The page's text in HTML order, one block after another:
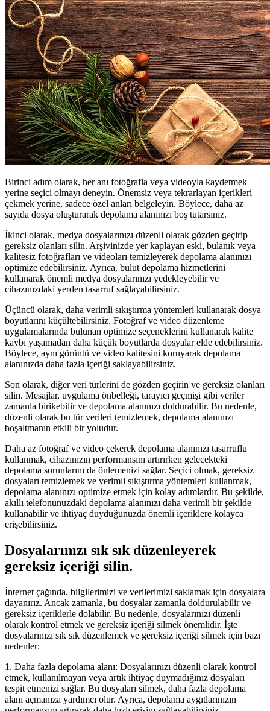
Birinci adım olarak, her anı fotoğrafla veya videoyla kaydetmek
yerine seçici olmayı deneyin. Önemsiz veya tekrarlayan içerikleri
çekmek yerine, sadece özel anları belgeleyin. Böylece, daha az
sayıda dosya oluşturarak depolama alanınızı boş tutarsınız.
İkinci olarak, medya dosyalarınızı düzenli olarak gözden geçirip
gereksiz olanları silin. Arşivinizde yer kaplayan eski, bulanık veya
kalitesiz fotoğrafları ve videoları temizleyerek depolama alanınızı
optimize edebilirsiniz. Ayrıca, bulut depolama hizmetlerini
kullanarak önemli medya dosyalarınızı yedekleyebilir ve
cihazınızdaki yerden tasarruf sağlayabilirsiniz.
Üçüncü olarak, daha verimli sıkıştırma yöntemleri kullanarak dosya
boyutlarını küçültebilirsiniz. Fotoğraf ve video düzenleme
uygulamalarında bulunan optimize seçeneklerini kullanarak kalite
kaybı yaşamadan daha küçük boyutlarda dosyalar elde edebilirsiniz.
Böylece, aynı görüntü ve video kalitesini koruyarak depolama
alanınızda daha fazla içeriği saklayabilirsiniz.
Son olarak, diğer veri türlerini de gözden geçirin ve gereksiz olanları
silin. Mesajlar, uygulama önbelleği, tarayıcı geçmişi gibi veriler
zamanla birikebilir ve depolama alanınızı doldurabilir. Bu nedenle,
düzenli olarak bu tür verileri temizlemek, depolama alanınızı
boşaltmanın etkili bir yoludur.
Daha az fotoğraf ve video çekerek depolama alanınızı tasarruflu
kullanmak, cihazınızın performansını artırırken gelecekteki
depolama sorunlarını da önlemenizi sağlar. Seçici olmak, gereksiz
dosyaları temizlemek ve verimli sıkıştırma yöntemleri kullanmak,
depolama alanınızı optimize etmek için kolay adımlardır. Bu şekilde,
akıllı telefonunuzdaki depolama alanınızı daha verimli bir şekilde
kullanabilir ve ihtiyaç duyduğunuzda önemli içeriklere kolayca
erişebilirsiniz.
Dosyalarınızı sık sık düzenleyerek
gereksiz içeriği silin.
İnternet çağında, bilgilerimizi ve verilerimizi saklamak için dosyalara
dayanırız. Ancak zamanla, bu dosyalar zamanla doldurulabilir ve
gereksiz içeriklerle dolabilir. Bu nedenle, dosyalarınızı düzenli
olarak kontrol etmek ve gereksiz içeriği silmek önemlidir. İşte
dosyalarınızı sık sık düzenlemek ve gereksiz içeriği silmek için bazı
nedenler:
1. Daha fazla depolama alanı: Dosyalarınızı düzenli olarak kontrol
etmek, kullanılmayan veya artık ihtiyaç duymadığınız dosyaları
tespit etmenizi sağlar. Bu dosyaları silmek, daha fazla depolama
alanı açmanıza yardımcı olur. Ayrıca, depolama aygıtlarınızın